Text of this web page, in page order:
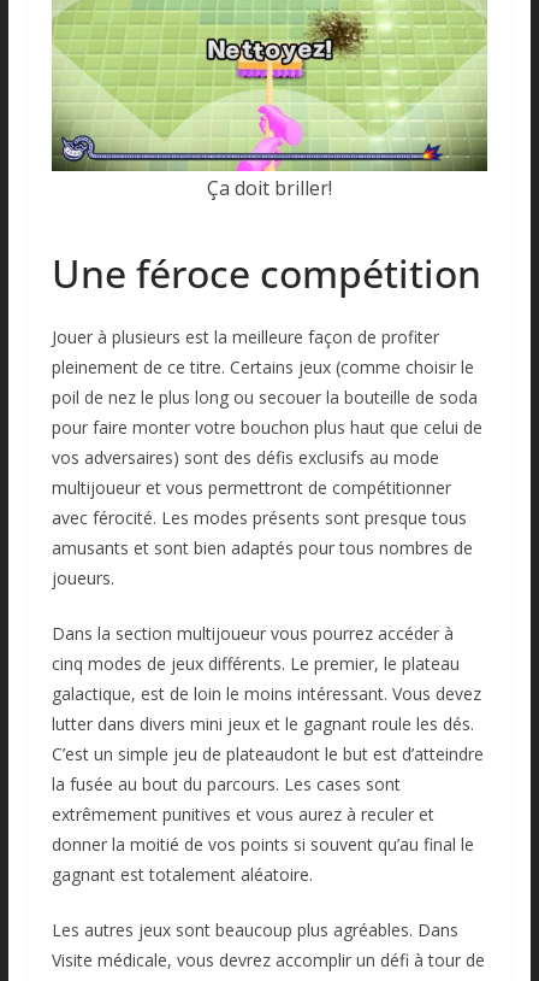
Ça doit briller!
Une féroce compétition
Jouer à plusieurs est la meilleure façon de profiter
pleinement de ce titre. Certains jeux (comme choisir le
poil de nez le plus long ou secouer la bouteille de soda
pour faire monter votre bouchon plus haut que celui de
vos adversaires) sont des défis exclusifs au mode
multijoueur et vous permettront de compétitionner
avec férocité. Les modes présents sont presque tous
amusants et sont bien adaptés pour tous nombres de
joueurs.
Dans la section multijoueur vous pourrez accéder à
cinq modes de jeux différents. Le premier, le plateau
galactique, est de loin le moins intéressant. Vous devez
lutter dans divers mini jeux et le gagnant roule les dés.
C’est un simple jeu de plateaudont le but est d’atteindre
la fusée au bout du parcours. Les cases sont
extrêmement punitives et vous aurez à reculer et
donner la moitié de vos points si souvent qu’au final le
gagnant est totalement aléatoire.
Les autres jeux sont beaucoup plus agréables. Dans
Visite médicale, vous devrez accomplir un défi à tour de